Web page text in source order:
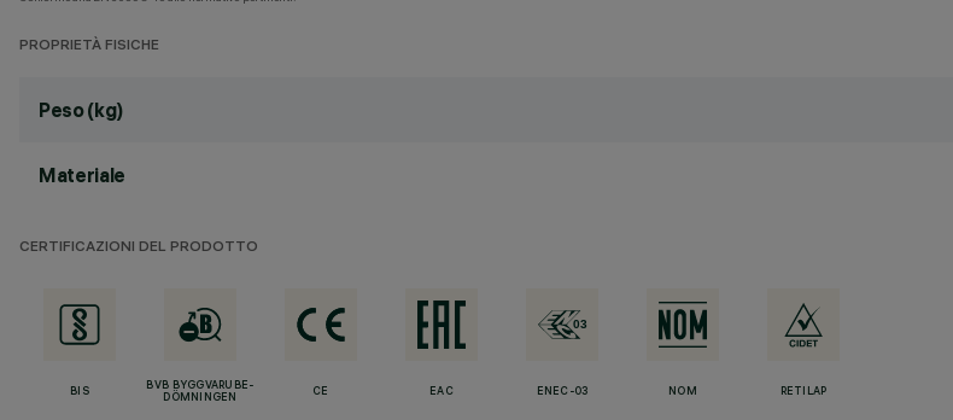
PROPRIETÀ FISICHE
Peso (kg)
Materiale
CERTIFICAZIONI DEL PRODOTTO
BIS
BVB BYGGVARUBE-
DÖMNINGEN
CE EAC ENEC-03 NOM RETILAP